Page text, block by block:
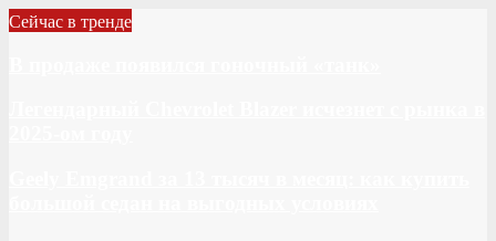
Сейчас в тренде